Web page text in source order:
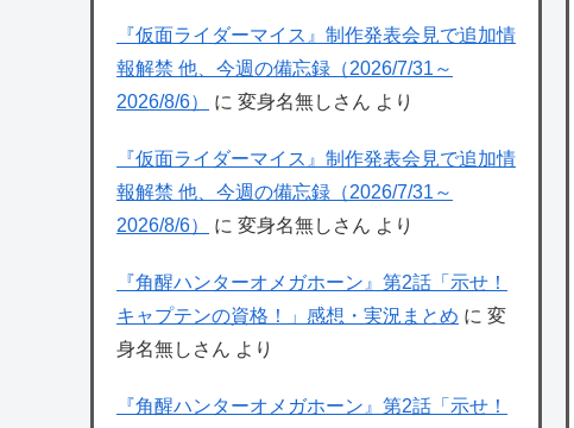
『仮面ライダーマイス』制作発表会見で追加情
報解禁 他、今週の備忘録（2026/7/31～
2026/8/6）
に 変身名無しさん より
『仮面ライダーマイス』制作発表会見で追加情
報解禁 他、今週の備忘録（2026/7/31～
2026/8/6）
に 変身名無しさん より
『角醒ハンターオメガホーン』第2話「示せ！
キャプテンの資格！」感想・実況まとめ に 変
身名無しさん より
『角醒ハンターオメガホーン』第2話「示せ！